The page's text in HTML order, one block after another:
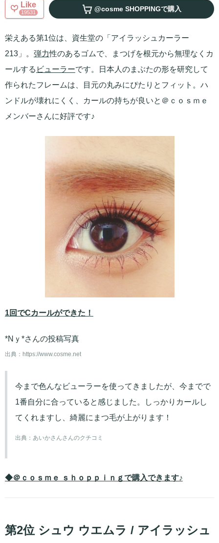
Like
19531 @cosme SHOPPINGで購入
栄えある第1位は、資生堂の「アイラッシュカーラー
213」。 弾力性のあるゴムで、まつげを根元から無理なくカ
ールする ビューラーです。日本人のまぶたの形を研究して
作られたフレームは、目元の丸みにぴたりとフィット。ハ
ンドルが壊れにくく、カールの持ちが良いと＠ｃｏｓｍｅ
メンバーさんに好評です♪
1回でCカールができた！
*Nｙ*さんの投稿写真
出典： https://www.cosme.net
今まで色んなビューラーを使ってきましたが、今までで
1番自分に合っていると感じました。しっかりカールし
てくれますし、綺麗にまつ毛が上がります！
出典： あいかさんさんのクチコミ
◆＠ｃｏｓｍｅ ｓｈｏｐｐｉｎｇで購入できます♪
第2位 シュウ ウエムラ / アイラッシュ